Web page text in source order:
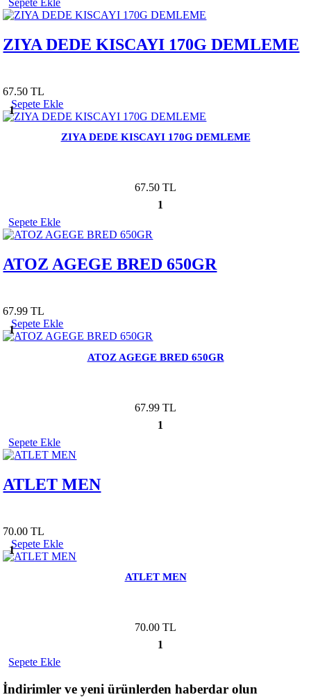
Sepete Ekle
ZIYA DEDE KISCAYI 170G DEMLEME
67.50 TL
1
Sepete Ekle
ZIYA DEDE KISCAYI 170G DEMLEME
67.50 TL
1
Sepete Ekle
ATOZ AGEGE BRED 650GR
67.99 TL
1
Sepete Ekle
ATOZ AGEGE BRED 650GR
67.99 TL
1
Sepete Ekle
ATLET MEN
70.00 TL
1
Sepete Ekle
ATLET MEN
70.00 TL
1
Sepete Ekle
İndirimler ve yeni ürünlerden haberdar olun